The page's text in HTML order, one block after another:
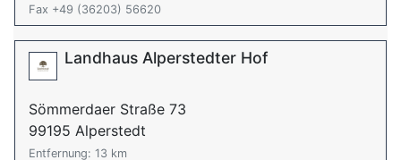
Fax +49 (36203) 56620
Landhaus Alperstedter Hof
Sömmerdaer Straße 73
99195 Alperstedt
Entfernung: 13 km